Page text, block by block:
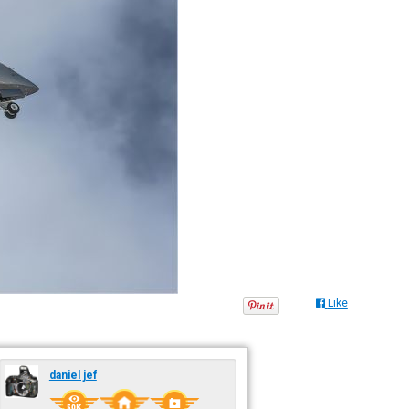
Like
daniel jef